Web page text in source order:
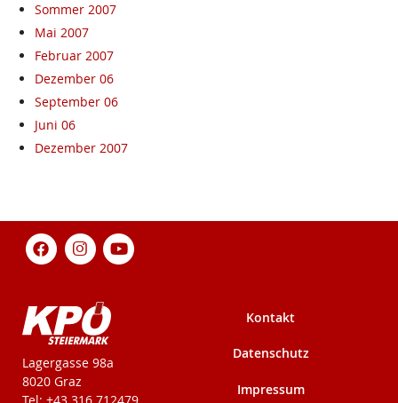
Sommer 2007
Mai 2007
Februar 2007
Dezember 06
September 06
Juni 06
Dezember 2007
KPÖ-Steiermark
Lagergasse 98a
8020 Graz
Kontakt
Datenschutz
Impressum